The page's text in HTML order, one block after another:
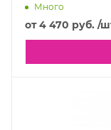
Много
от4 470 руб. /